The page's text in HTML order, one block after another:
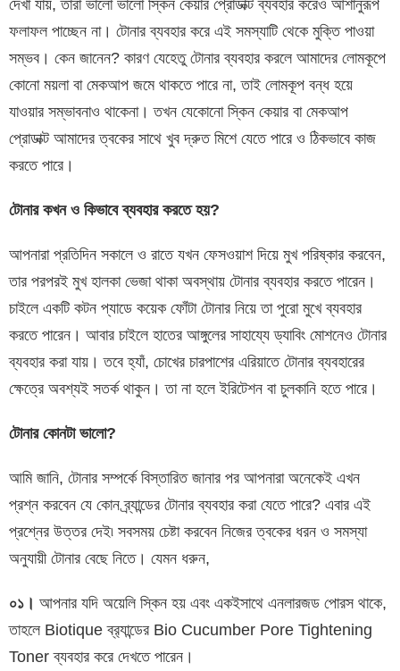
দেখা যায়, তারা ভালো ভালো স্কিন কেয়ার প্রোডাক্ট ব্যবহার করেও আশানুরূপ
ফলাফল পাচ্ছেন না। টোনার ব্যবহার করে এই সমস্যাটি থেকে মুক্তি পাওয়া
সম্ভব। কেন জানেন? কারণ যেহেতু টোনার ব্যবহার করলে আমাদের লোমকূপে
কোনো ময়লা বা মেকআপ জমে থাকতে পারে না, তাই লোমকূপ বন্ধ হয়ে
যাওয়ার সম্ভাবনাও থাকেনা। তখন যেকোনো স্কিন কেয়ার বা মেকআপ
প্রোডাক্ট আমাদের ত্বকের সাথে খুব দ্রুত মিশে যেতে পারে ও ঠিকভাবে কাজ
করতে পারে।
টোনার কখন ও কিভাবে ব্যবহার করতে হয়?
আপনারা প্রতিদিন সকালে ও রাতে যখন ফেসওয়াশ দিয়ে মুখ পরিষ্কার করবেন,
তার পরপরই মুখ হালকা ভেজা থাকা অবস্থায় টোনার ব্যবহার করতে পারেন।
চাইলে একটি কটন প্যাডে কয়েক ফোঁটা টোনার নিয়ে তা পুরো মুখে ব্যবহার
করতে পারেন। আবার চাইলে হাতের আঙ্গুলের সাহায্যে ড্যাবিং মোশনেও টোনার
ব্যবহার করা যায়। তবে হ্যাঁ, চোখের চারপাশের এরিয়াতে টোনার ব্যবহারের
ক্ষেত্রে অবশ্যই সতর্ক থাকুন। তা না হলে ইরিটেশন বা চুলকানি হতে পারে।
টোনার কোনটা ভালো?
আমি জানি, টোনার সম্পর্কে বিস্তারিত জানার পর আপনারা অনেকেই এখন
প্রশ্ন করবেন যে কোন ব্র্যান্ডের টোনার ব্যবহার করা যেতে পারে? এবার এই
প্রশ্নের উত্তর দেই৷ সবসময় চেষ্টা করবেন নিজের ত্বকের ধরন ও সমস্যা
অনুযায়ী টোনার বেছে নিতে। যেমন ধরুন,
০১। আপনার যদি অয়েলি স্কিন হয় এবং একইসাথে এনলারজড পোরস থাকে,
তাহলে Biotique ব্র‍্যান্ডের Bio Cucumber Pore Tightening
Toner ব্যবহার করে দেখতে পারেন।